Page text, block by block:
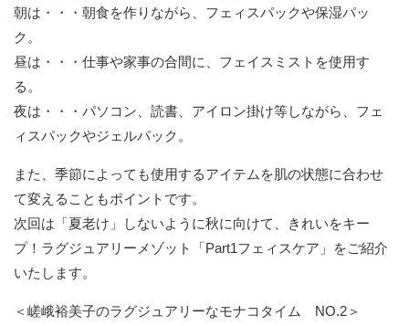
朝は・・・朝食を作りながら、フェィスパックや保湿パッ
ク。
昼は・・・仕事や家事の合間に、フェイスミストを使用す
る。
夜は・・・パソコン、読書、アイロン掛け等しながら、フェ
ィスパックやジェルパック。
また、季節によっても使用するアイテムを肌の状態に合わせ
て変えることもポイントです。
次回は「夏老け」しないように秋に向けて、きれいをキー
プ！ラグジュアリーメゾット「Part1フェィスケア」をご紹介
いたします。
＜嵯峨裕美子のラグジュアリーなモナコタイム NO.2＞